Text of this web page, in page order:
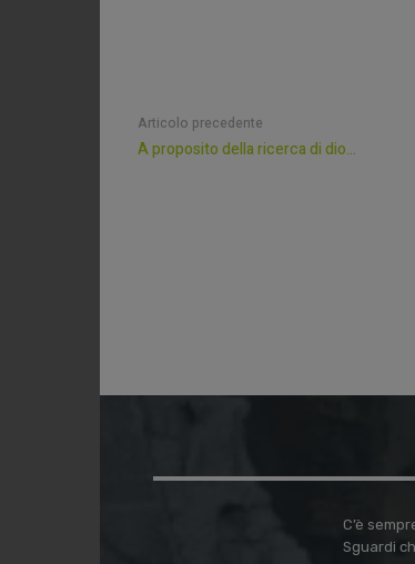
Articolo precedente
A proposito della ricerca di dio…
C’è
Sguardi